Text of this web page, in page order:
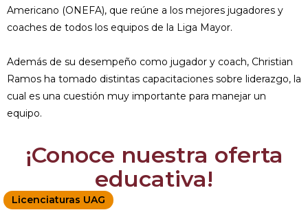
Americano (ONEFA), que reúne a los mejores jugadores y
coaches de todos los equipos de la Liga Mayor.
Además de su desempeño como jugador y coach, Christian
Ramos ha tomado distintas capacitaciones sobre liderazgo, la
cual es una cuestión muy importante para manejar un
equipo.
¡Conoce nuestra oferta
educativa!
Licenciaturas UAG